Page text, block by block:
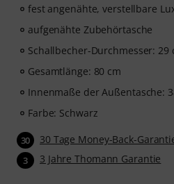
fest angenähte, verstellbare
aufgenähte Zubehörtasche
Schallbecher-Durchmesser: 29
Gesamtlänge: 80 cm
Innenmaße der Außentasche:
Farbe: Schwarz
30 30 Tage Money-Back-
3 3 Jahre Thomann Garantie